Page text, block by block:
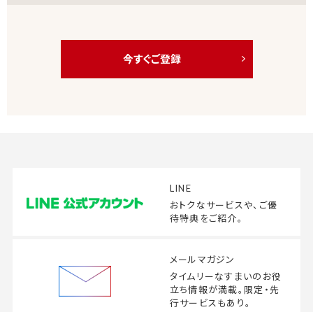
今すぐご登録
LINE
おトクなサービスや、 ご優
待特典をご紹介。
メールマガジン
タイムリーなすまいの お役
立ち情報が満載。 限定・先
行サービスもあり。